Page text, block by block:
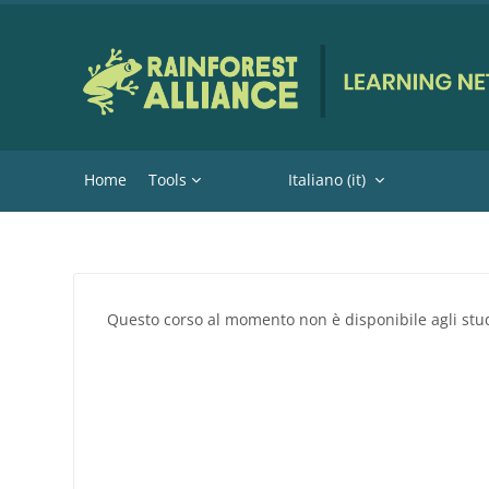
Home Tools Italiano ‎(it)‎
Questo corso al momento non è disponibile agli